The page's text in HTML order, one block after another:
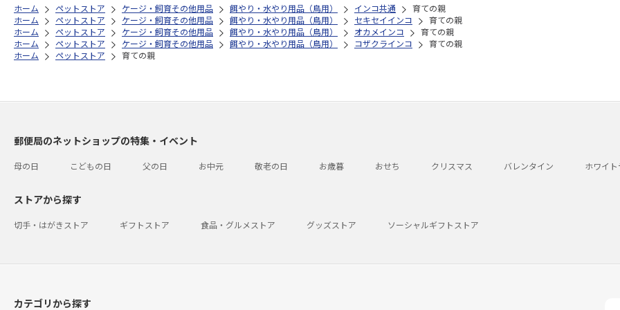
ホーム ペットストア ケージ・飼育その他用品 餌やり・水やり用品（鳥用） インコ共通
育ての親
ホーム
ペットストア ケージ・飼育その他用品 餌やり・水やり用品（鳥用） セキセイインコ
育ての親
ホーム
ペットストア ケージ・飼育その他用品 餌やり・水やり用品（鳥用） オカメインコ
育ての親
ホーム
ペットストア ケージ・飼育その他用品 餌やり・水やり用品（鳥用） コザクラインコ
育ての親
ホーム
ペットストア 育ての親
郵便局のネットショップの特集・イベント
母の日 こどもの日 父の日 お中元 敬老の日 お歳暮 おせち クリスマス バレンタイン ホワイ
ストアから探す
切手・はがきストア ギフトストア 食品・グルメストア グッズストア ソーシャルギフトストア
カテゴリから探す